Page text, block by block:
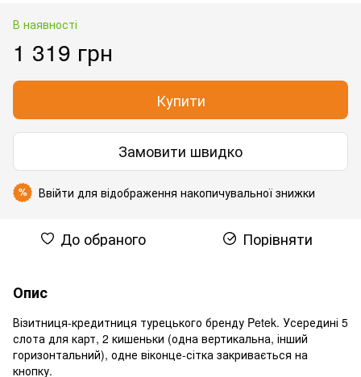
В наявності
1 319 грн
Купити
Замовити швидко
% Ввійти для відображення накопичувальної знижки
До обраного Порівняти
Опис
Візитниця-кредитниця турецького бренду Petek. Усередині 5
слота для карт, 2 кишеньки (одна вертикальна, інший
горизонтальний), одне віконце-сітка закривається на
кнопку.